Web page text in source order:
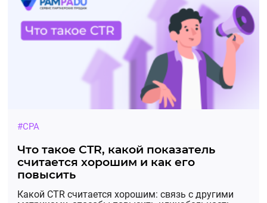
#CPA
Что такое CTR, какой показатель
считается хорошим и как его
повысить
Какой CTR считается хорошим: связь с другими